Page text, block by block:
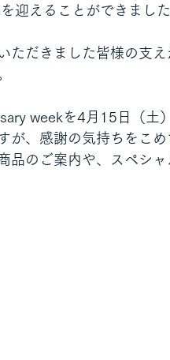
迎えることができました
ただきました皆様の支
weekを4月15日（土
が、感謝の気持ちをこめ
品のご案内や、スペシ